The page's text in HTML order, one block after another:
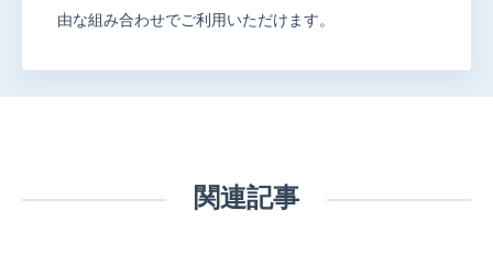
由な組み合わせでご利用いただけます。
関連記事